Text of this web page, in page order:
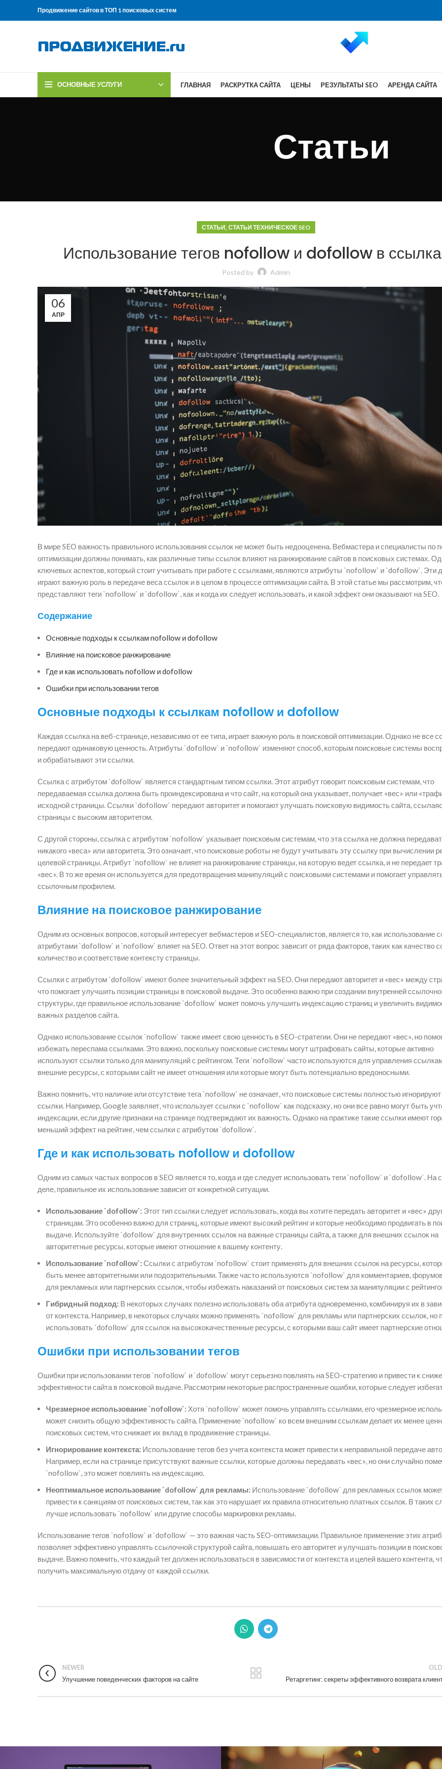
Продвижение сайтов в ТОП 1 поисковых систем
ОСНОВНЫЕ УСЛУГИ ГЛАВНАЯ РАСКРУТКА САЙТА ЦЕНЫ РЕЗУЛЬТАТЫ SEO АРЕНДА САЙТА
Статьи
СТАТЬИ,СТАТЬИ ТЕХНИЧЕСКОЕ SEO
Использование тегов nofollow и dofollow в
Posted by Admin
06
АПР
В мире SEO важность правильного использования ссылок не может быть недооценена. Вебмастера и специалисты по
оптимизации должны понимать, как различные типы ссылок влияют на ранжирование сайтов в поисковых системах.
ключевых аспектов, который стоит учитывать при работе с ссылками, являются атрибуты `nofollow` и `dofollow`. Эти
играют важную роль в передаче веса ссылок и в целом в процессе оптимизации сайта. В этой статье мы рассмотрим,
представляют теги `nofollow` и `dofollow`, как и когда их следует использовать, и какой эффект они оказывают на SEO.
Содержание
Основные подходы к ссылкам nofollow и dofollow
Влияние на поисковое ранжирование
Где и как использовать nofollow и dofollow
Ошибки при использовании тегов
Основные подходы к ссылкам nofollow и dofollow
Каждая ссылка на веб-странице, независимо от ее типа, играет важную роль в поисковой оптимизации. Однако не все
передают одинаковую ценность. Атрибуты `dofollow` и `nofollow` изменяют способ, которым поисковые системы
и обрабатывают эти ссылки.
Ссылка с атрибутом `dofollow` является стандартным типом ссылки. Этот атрибут говорит поисковым системам, что
передаваемая ссылка должна быть проиндексирована и что сайт, на который она указывает, получает «вес» или
исходной страницы. Ссылки `dofollow` передают авторитет и помогают улучшать поисковую видимость сайта,
страницы с высоким авторитетом.
С другой стороны, ссылка с атрибутом `nofollow` указывает поисковым системам, что эта ссылка не должна
никакого «веса» или авторитета. Это означает, что поисковые роботы не будут учитывать эту ссылку при вычислении
целевой страницы. Атрибут `nofollow` не влияет на ранжирование страницы, на которую ведет ссылка, и не передает
«вес». В то же время он используется для предотвращения манипуляций с поисковыми системами и помогает
ссылочным профилем.
Влияние на поисковое ранжирование
Одним из основных вопросов, который интересует вебмастеров и SEO-специалистов, является то, как использование
атрибутами `dofollow` и `nofollow` влияет на SEO. Ответ на этот вопрос зависит от ряда факторов, таких как качество
количество и соответствие контексту страницы.
Ссылки с атрибутом `dofollow` имеют более значительный эффект на SEO. Они передают авторитет и «вес» между
что помогает улучшить позиции страницы в поисковой выдаче. Это особенно важно при создании внутренней
структуры, где правильное использование `dofollow` может помочь улучшить индексацию страниц и увеличить
важных разделов сайта.
Однако использование ссылок `nofollow` также имеет свою ценность в SEO-стратегии. Они не передают «вес», но
избежать переспама ссылками. Это важно, поскольку поисковые системы могут штрафовать сайты, которые активно
используют ссылки только для манипуляций с рейтингом. Теги `nofollow` часто используются для управления
внешние ресурсы, с которыми сайт не имеет отношения или которые могут быть потенциально вредоносными.
Важно помнить, что наличие или отсутствие тега `nofollow` не означает, что поисковые системы полностью игнорируют
ссылки. Например, Google заявляет, что использует ссылки с `nofollow` как подсказку, но они все равно могут быть
индексации, если другие признаки на странице подтверждают их важность. Однако на практике такие ссылки имеют
меньший эффект на рейтинг, чем ссылки с атрибутом `dofollow`.
Где и как использовать nofollow и dofollow
Одним из самых частых вопросов в SEO является то, когда и где следует использовать теги `nofollow` и `dofollow`. На
деле, правильное их использование зависит от конкретной ситуации.
Использование `dofollow`: Этот тип ссылки следует использовать, когда вы хотите передать авторитет и «вес»
страницам. Это особенно важно для страниц, которые имеют высокий рейтинг и которые необходимо продвигать в
выдаче. Используйте `dofollow` для внутренних ссылок на важные страницы сайта, а также для внешних ссылок на
авторитетные ресурсы, которые имеют отношение к вашему контенту.
Использование `nofollow`: Ссылки с атрибутом `nofollow` стоит применять для внешних ссылок на ресурсы,
быть менее авторитетными или подозрительными. Также часто используются `nofollow` для комментариев,
для рекламных или партнерских ссылок, чтобы избежать наказаний от поисковых систем за манипуляции с
Гибридный подход: В некоторых случаях полезно использовать оба атрибута одновременно, комбинируя их в
от контекста. Например, в некоторых случаях можно применять `nofollow` для рекламы или партнерских ссылок, но
использовать `dofollow` для ссылок на высококачественные ресурсы, с которыми ваш сайт имеет партнерские
Ошибки при использовании тегов
Ошибки при использовании тегов `nofollow` и `dofollow` могут серьезно повлиять на SEO-стратегию и привести к
эффективности сайта в поисковой выдаче. Рассмотрим некоторые распространенные ошибки, которые следует
Чрезмерное использование `nofollow`: Хотя `nofollow` может помочь управлять ссылками, его чрезмерное
может снизить общую эффективность сайта. Применение `nofollow` ко всем внешним ссылкам делает их менее
поисковых систем, что снижает их вклад в продвижение страницы.
Игнорирование контекста: Использование тегов без учета контекста может привести к неправильной передаче
Например, если на странице присутствуют важные ссылки, которые должны передавать «вес», но они случайно
`nofollow`, это может повлиять на индексацию.
Неоптимальное использование `dofollow` для рекламы: Использование `dofollow` для рекламных ссылок
привести к санкциям от поисковых систем, так как это нарушает их правила относительно платных ссылок. В таких
лучше использовать `nofollow` или другие способы маркировки рекламы.
Использование тегов `nofollow` и `dofollow` — это важная часть SEO-оптимизации. Правильное применение этих
позволяет эффективно управлять ссылочной структурой сайта, повышать его авторитет и улучшать позиции в
выдаче. Важно помнить, что каждый тег должен использоваться в зависимости от контекста и целей вашего контента,
получить максимальную отдачу от каждой ссылки.
NEWER
Улучшение поведенческих факторов на сайте Ретаргетинг: секреты эффективного возврата